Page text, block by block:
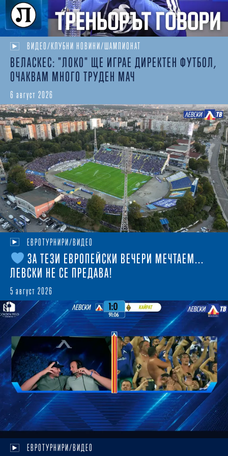
ВИДЕО/КЛУБНИ НОВИНИ/ШАМПИОНАТ
ВЕЛАСКЕС: "ЛОКО" ЩЕ ИГРАЕ ДИРЕКТЕН ФУТБОЛ,
ОЧАКВАМ МНОГО ТРУДЕН МАЧ
6 август 2026
ЕВРОТУРНИРИ/ВИДЕО
ЗА ТЕЗИ ЕВРОПЕЙСКИ ВЕЧЕРИ МЕЧТАЕМ...
ЛЕВСКИ НЕ СЕ ПРЕДАВА!
5 август 2026
ЕВРОТУРНИРИ/ВИДЕО